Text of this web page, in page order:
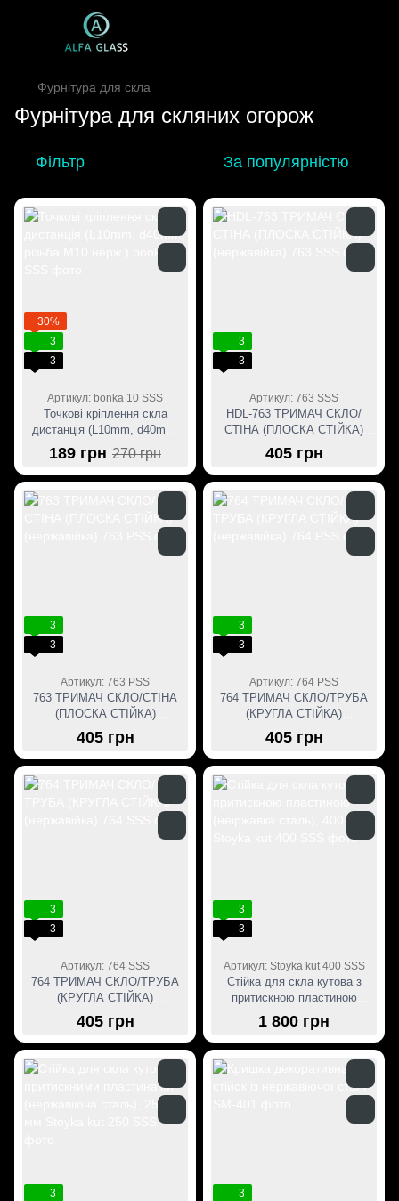
Фурнітура для скла
Фурнітура для скляних огорож
Фільтр За популярністю
−30%
3
3
Артикул: bonka 10 SSS
Точкові кріплення скла
дистанція (L10mm, d40mm,
різьба M10 нерж.)
189 грн 270 грн
3
3
Артикул: 763 SSS
HDL-763 ТРИМАЧ СКЛО/
СТІНА (ПЛОСКА СТІЙКА)
(нержавійка)
405 грн
3
3
Артикул: 763 PSS
763 ТРИМАЧ СКЛО/СТІНА
(ПЛОСКА СТІЙКА)
(нержавійка)
405 грн
3
3
Артикул: 764 PSS
764 ТРИМАЧ СКЛО/ТРУБА
(КРУГЛА СТІЙКА)
(нержавійка)
405 грн
3
3
Артикул: 764 SSS
764 ТРИМАЧ СКЛО/ТРУБА
(КРУГЛА СТІЙКА)
(нержавійка)
405 грн
3
3
Артикул: Stoyka kut 400 SSS
Стійка для скла кутова з
притискною пластиною
(неіржавка сталь), 400 мм
1 800 грн
3
3